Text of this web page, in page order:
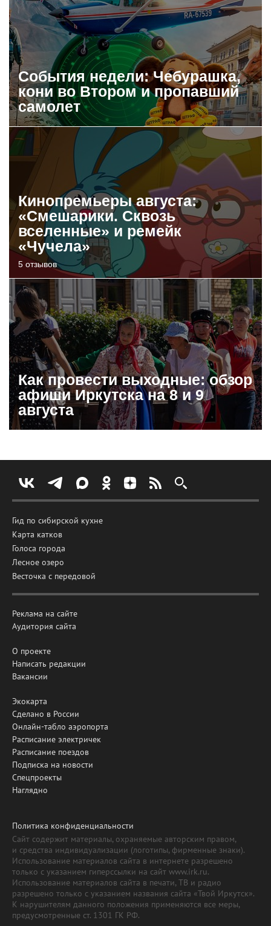
События недели: Чебурашка,
кони во Втором и пропавший
самолет
Кинопремьеры августа:
«Смешарики. Сквозь
вселенные» и ремейк
«Чучела»
5 отзывов
Как провести выходные: обзор
афиши Иркутска на 8 и 9
августа
Гид по сибирской кухне
Карта катков
Голоса города
Лесное озеро
Весточка с передовой
Реклама на сайте
Аудитория сайта
О проекте
Написать редакции
Вакансии
Экокарта
Сделано в России
Онлайн-табло аэропорта
Расписание электричек
Расписание поездов
Подписка на новости
Спецпроекты
Наглядно
Политика конфиденциальности
Сайт содержит материалы, охраняемые авторским правом,
и средства индивидуализации (логотипы, фирменные знаки).
Использование материалов сайта в интернете разрешено
только с указанием гиперссылки на сайт www.irk.ru.
Использование материалов сайта в печати, ТВ и радио
разрешено только с указанием названия сайта «Твой Иркутск».
К нарушителям данного положения применяются все меры,
предусмотренные ст. 1301 ГК РФ.